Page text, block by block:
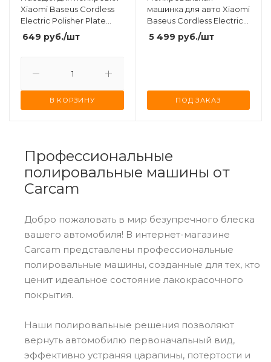
Xiaomi Baseus Cordless
Electric Polisher Plate
Accessories Package
(CRDLQ-C01)
649 руб./шт
В КОРЗИНУ
машинка для авто Xiaomi
Baseus Cordless Electric
Polisher (CRDLQ-B01)
5 499 руб./шт
ПОД ЗАКАЗ
Профессиональные
полировальные машины от
Carcam
Добро пожаловать в мир безупречного блеска
вашего автомобиля! В интернет-магазине
Carcam представлены профессиональные
полировальные машины, созданные для тех, кто
ценит идеальное состояние лакокрасочного
покрытия.
Наши полировальные решения позволяют
вернуть автомобилю первоначальный вид,
эффективно устраняя царапины, потертости и